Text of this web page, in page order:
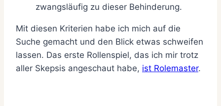
zwangsläufig zu dieser Behinderung.
Mit diesen Kriterien habe ich mich auf die
Suche gemacht und den Blick etwas schweifen
lassen. Das erste Rollenspiel, das ich mir trotz
aller Skepsis angeschaut habe, ist Rolemaster.